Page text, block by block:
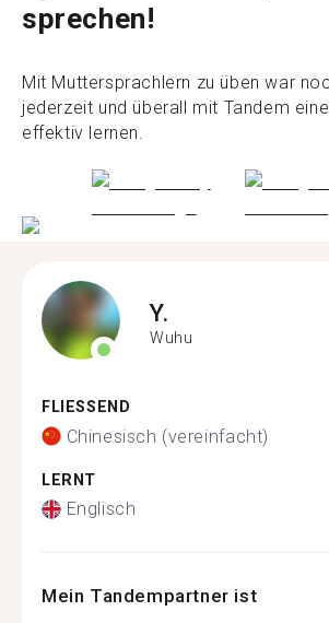
sprechen!
Mit Muttersprachlern zu üben war
jederzeit und überall mit Tandem
effektiv lernen.
Y.
Wuhu
FLIESSEND
Chinesisch (vereinfacht)
LERNT
Englisch
Mein Tandempartner ist